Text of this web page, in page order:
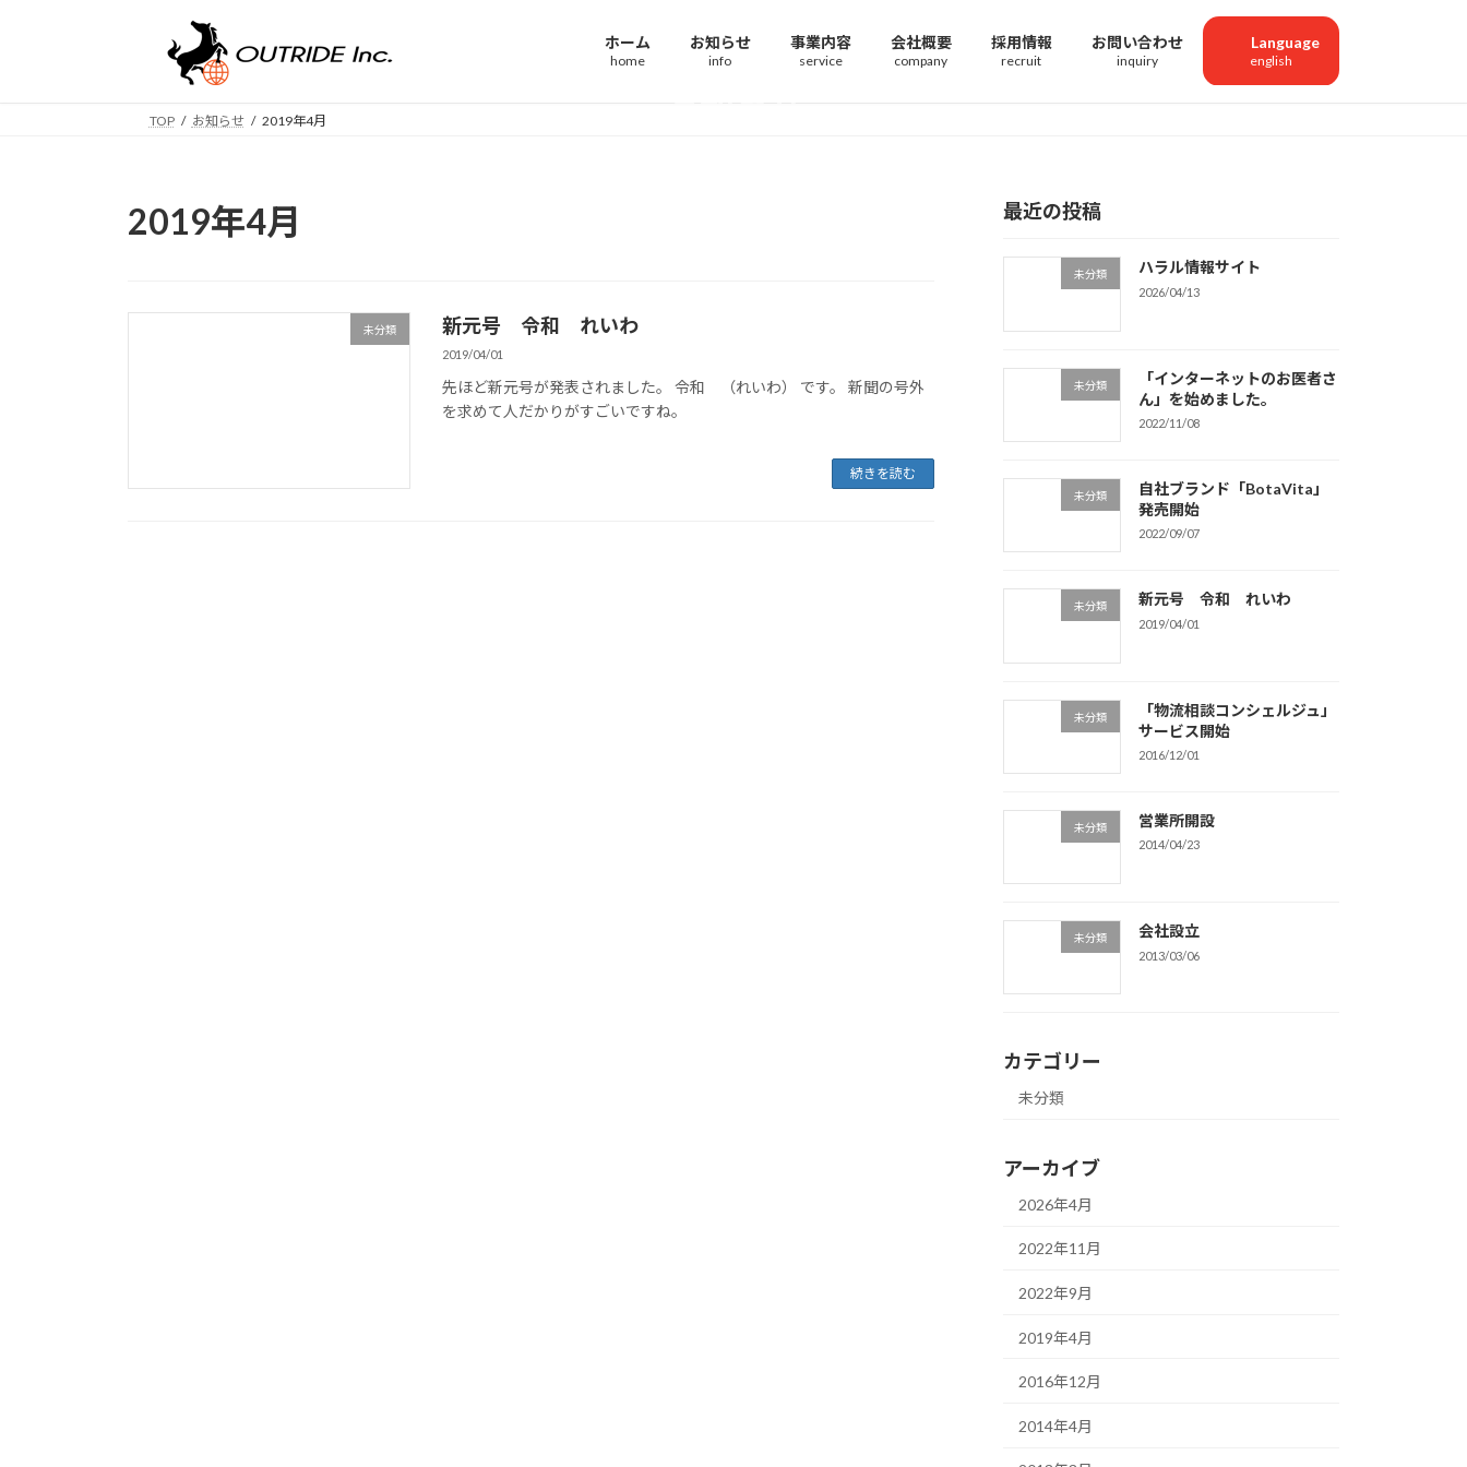
ホーム お知らせ 事業内容 会社概要 採用情報 お問い合わせ Language
TOP お知らせ 2019年4月
2019年4月
未分類 新元号 令和 れいわ
2019/04/01
先ほど新元号が発表されました。 令和 （れいわ） です。 新聞の号外
を求めて人だかりがすごいですね。
続きを読む
最近の投稿
未分類 ハラル情報サイト
2026/04/13
未分類
「インターネットのお医者さ
ん」を始めました。
2022/11/08
未分類
自社ブランド「BotaVita」
発売開始
2022/09/07
未分類 新元号 令和 れいわ
2019/04/01
未分類
「物流相談コンシェルジュ」
サービス開始
2016/12/01
未分類 営業所開設
2014/04/23
未分類 会社設立
2013/03/06
カテゴリー
未分類
アーカイブ
2026年4月
2022年11月
2022年9月
2019年4月
2016年12月
2014年4月